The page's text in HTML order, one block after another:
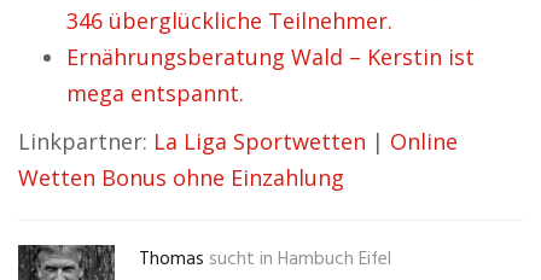
346 überglückliche Teilnehmer.
Ernährungsberatung Wald – Kerstin ist
mega entspannt.
Linkpartner: La Liga Sportwetten | Online
Wetten Bonus ohne Einzahlung
Thomas sucht in Hambuch Eifel